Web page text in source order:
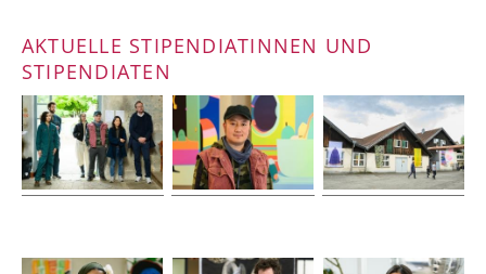
AKTUELLE STIPENDIATINNEN UND
STIPENDIATEN